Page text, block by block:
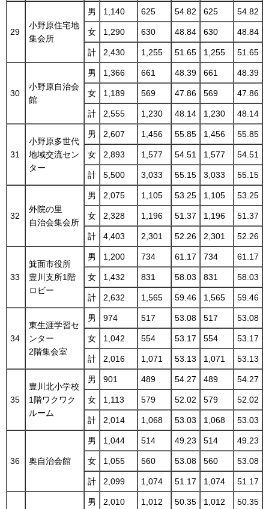
29
小野原住宅地
集会所
男 1,140 625 54.82 625 54.82
女 1,290 630 48.84 630 48.84
計 2,430 1,255 51.65 1,255 51.65
30
小野原自治会
館
男 1,366 661 48.39 661 48.39
女 1,189 569 47.86 569 47.86
計 2,555 1,230 48.14 1,230 48.14
31
小野原多世代
地域交流セン
ター
男 2,607 1,456 55.85 1,456 55.85
女 2,893 1,577 54.51 1,577 54.51
計 5,500 3,033 55.15 3,033 55.15
32
外院の里
自治会集会所
男 2,075 1,105 53.25 1,105 53.25
女 2,328 1,196 51.37 1,196 51.37
計 4,403 2,301 52.26 2,301 52.26
33
箕面市役所
豊川支所1階
ロビー
男 1,200 734 61.17 734 61.17
女 1,432 831 58.03 831 58.03
計 2,632 1,565 59.46 1,565 59.46
34
東生涯学習セ
ンター
2階集会室
男 974 517 53.08 517 53.08
女 1,042 554 53.17 554 53.17
計 2,016 1,071 53.13 1,071 53.13
35
豊川北小学校
1階ワクワク
ルーム
男 901 489 54.27 489 54.27
女 1,113 579 52.02 579 52.02
計 2,014 1,068 53.03 1,068 53.03
36 奥自治会館
男 1,044 514 49.23 514 49.23
女 1,055 560 53.08 560 53.08
計 2,099 1,074 51.17 1,074 51.17
男 2,010 1,012 50.35 1,012 50.35